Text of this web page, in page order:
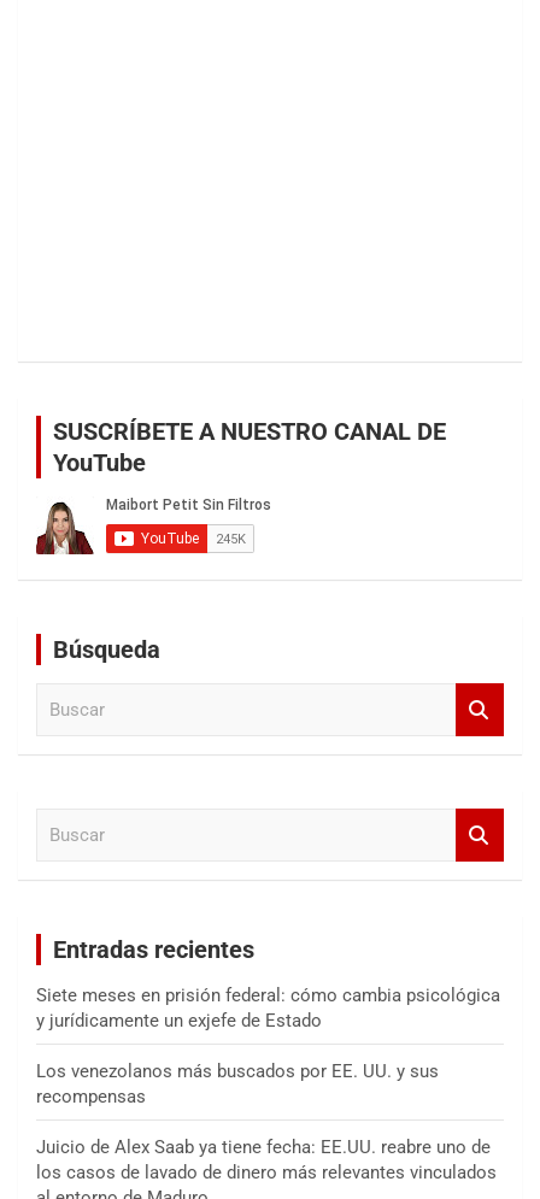
SUSCRÍBETE A NUESTRO CANAL DE
YouTube
Búsqueda
Entradas recientes
Siete meses en prisión federal: cómo cambia psicológica
y jurídicamente un exjefe de Estado
Los venezolanos más buscados por EE. UU. y sus
recompensas
Juicio de Alex Saab ya tiene fecha: EE.UU. reabre uno de
los casos de lavado de dinero más relevantes vinculados